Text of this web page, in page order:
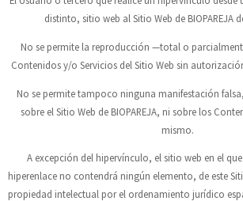
distinto, sitio web al Sitio Web de BIOPAREJA
No se permite la reproducción —total o
Contenidos y/o Servicios del Sitio Web sin
No se permite tampoco ninguna manifestación
sobre el Sitio Web de BIOPAREJA, ni sobre los
mismo.
A excepción del hipervínculo, el sitio web en el
hiperenlace no contendrá ningún elemento, de este
propiedad intelectual por el ordenamiento jurídico